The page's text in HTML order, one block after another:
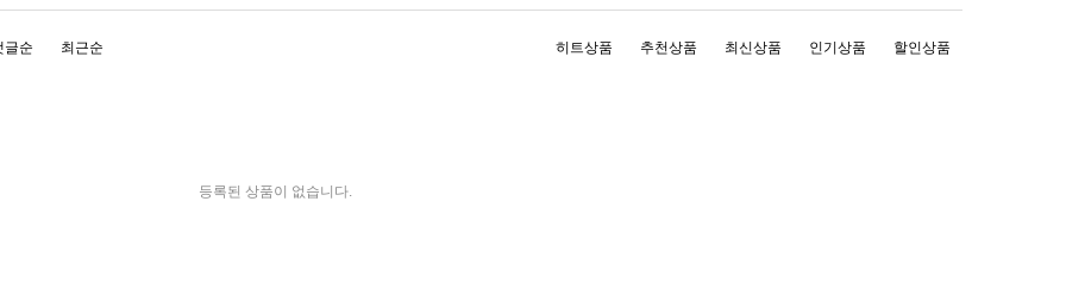
글순 최근순 히트상품 추천상품 최신상품 인기상품 할인상품
등록된 상품이 없습니다.